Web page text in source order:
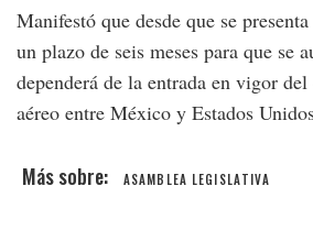
Manifestó que desde que se
un plazo de seis meses para que se
dependerá de la entrada en vigor
aéreo entre México y Estados
ASAMBLEA LEGISLATIVA